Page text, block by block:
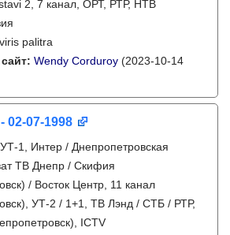
2, 7 канал, ОРТ, РТР, НТВ
palitra
Wendy Corduroy (2023-10-14
02-07-1998
УТ-1, Интер / Днепропетровская
ТВ Днепр / Скифия
/ Восток Центр, 11 канал
УТ-2 / 1+1, ТВ Лэнд / СТБ / РТР,
ICTV